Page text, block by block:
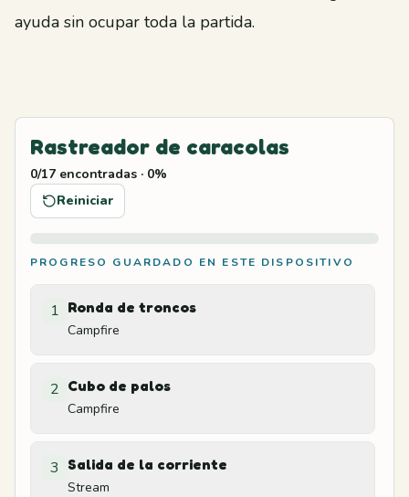
ayuda sin ocupar toda la partida.
Rastreador de caracolas
0/17 encontradas · 0%
Reiniciar
PROGRESO GUARDADO EN ESTE DISPOSITIVO
1 Ronda de troncos
Campfire
2 Cubo de palos
Campfire
3 Salida de la corriente
Stream